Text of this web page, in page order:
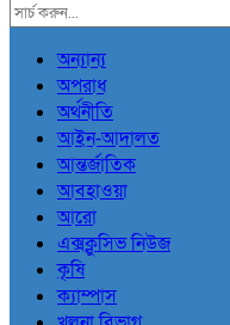
অন্যান্য
অপরাধ
অর্থনীতি
আইন-আদালত
আন্তর্জাতিক
আবহাওয়া
আরো
এক্সক্লুসিভ নিউজ
কৃষি
ক্যাম্পাস